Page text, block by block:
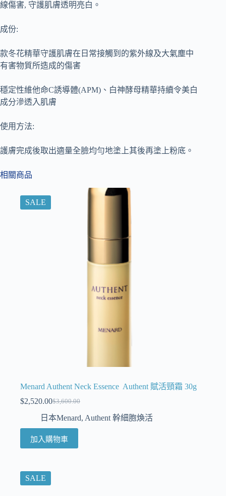
線傷害, 守護肌膚透明亮白。
成份:
款冬花精華守護肌膚在日常接觸到的紫外線及大氣塵中
有害物質所造成的傷害
穩定性維他命C誘導體(APM)、白神酵母精華持續令美白
成分滲透入肌膚
使用方法:
護膚完成後取出適量全臉均勻地塗上其後再塗上粉底。
相關商品
SALE
Menard Authent Neck Essence Authent 賦活頸霜 30g
$3,600.00
$2,520.00
日本Menard, Authent 幹細胞煥活
加入購物車
SALE